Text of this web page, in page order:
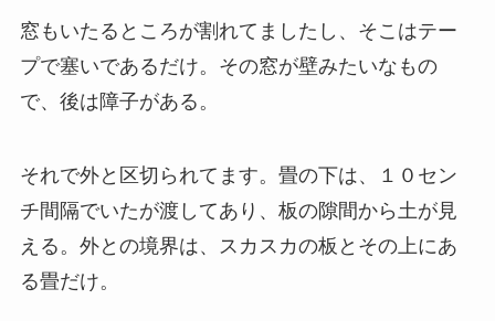
窓もいたるところが割れてましたし、そこはテー
プで塞いであるだけ。その窓が壁みたいなもの
で、後は障子がある。
それで外と区切られてます。畳の下は、１０セン
チ間隔でいたが渡してあり、板の隙間から土が見
える。外との境界は、スカスカの板とその上にあ
る畳だけ。